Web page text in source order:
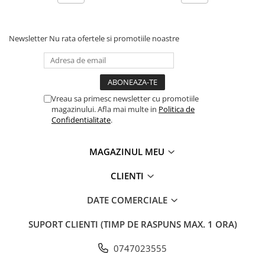
Newsletter Nu rata ofertele si promotiile noastre
Vreau sa primesc newsletter cu promotiile
magazinului. Afla mai multe in Politica de
Confidentialitate.
MAGAZINUL MEU
CLIENTI
DATE COMERCIALE
SUPORT CLIENTI (TIMP DE RASPUNS MAX. 1 ORA)
0747023555